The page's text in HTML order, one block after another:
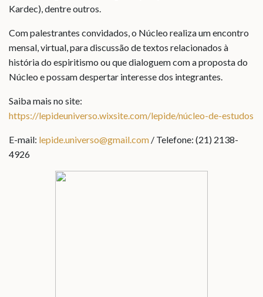
Kardec), dentre outros.
Com palestrantes convidados, o Núcleo realiza um encontro
mensal, virtual, para discussão de textos relacionados à
história do espiritismo ou que dialoguem com a proposta do
Núcleo e possam despertar interesse dos integrantes.
Saiba mais no site:
https://lepideuniverso.wixsite.com/lepide/núcleo-de-estudos
E-mail: lepide.universo@gmail.com / Telefone: (21) 2138-
4926